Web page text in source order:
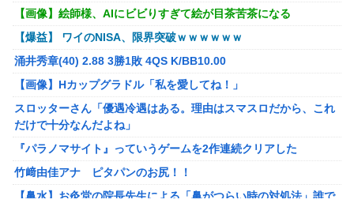
【悲報】黒人、卑怯すぎて炎上するｗｗｗｗ
【悲報】有名漫画家、がんを公表「大腸癌になってしまいま
した。肝臓に転移も見られてステージ4です」
【ROBOT魂】 88,000のミーティアが二次も即完売なの大人
気すぎる…
ブラッドボーン全クリしたんだが
【ナイトレイン】 舐め腐ったネタビルドで床舐めしまくる
「俺って面白いやろ？」みたいな寒い奴
【画像】絵師様、AIにビビりすぎて絵が目茶苦茶になる
【爆益】 ワイのNISA、限界突破ｗｗｗｗｗｗ
涌井秀章(40) 2.88 3勝1敗 4QS K/BB10.00
【画像】Hカップグラドル「私を愛してね！」
スロッターさん「優遇冷遇はある。理由はスマスロだから、これ
だけで十分なんだよね」
『パラノマサイト』っていうゲームを2作連続クリアした
竹﨑由佳アナ ピタパンのお尻！！
【鼻水】お灸堂の院長先生による「鼻がつらい時の対処法」誰で